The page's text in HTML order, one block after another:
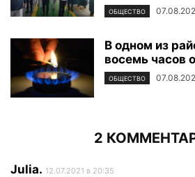
ОБЩЕСТВО
В одном из
восемь часов
ОБЩЕСТВО
2
Julia. 12.07.2021 в 20:35